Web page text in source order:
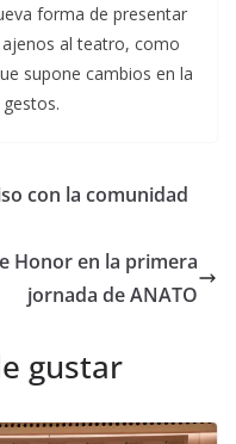
forma de presentar
ajenos al teatro, como
supone cambios en la
con la comunidad
Honor en la primera
jornada de ANATO
gustar